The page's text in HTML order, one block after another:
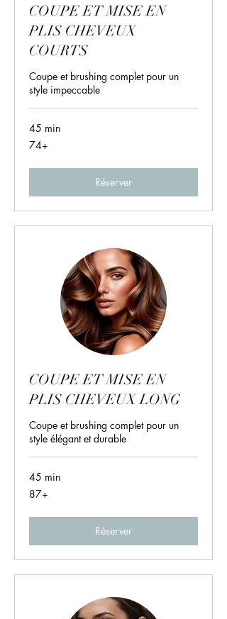
COUPE ET MISE EN
PLIS CHEVEUX
COURTS
Coupe et brushing complet pour un
style impeccable
45 min
74+
74+
Réserver
COUPE ET MISE EN
PLIS CHEVEUX LONG
Coupe et brushing complet pour un
style élégant et durable
45 min
87+
87+
Réserver